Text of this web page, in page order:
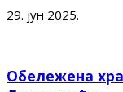
29. јун 2025.
Обележена